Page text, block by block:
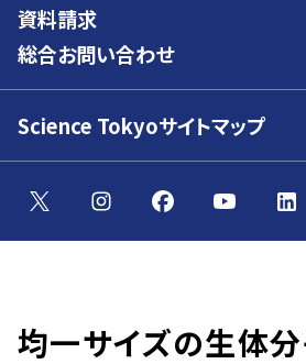
資料請求
総合お問い合わせ
Science Tokyoサイトマップ
均一サイズの生体